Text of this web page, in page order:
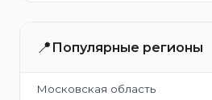
📍 Популярные регионы
Московская область